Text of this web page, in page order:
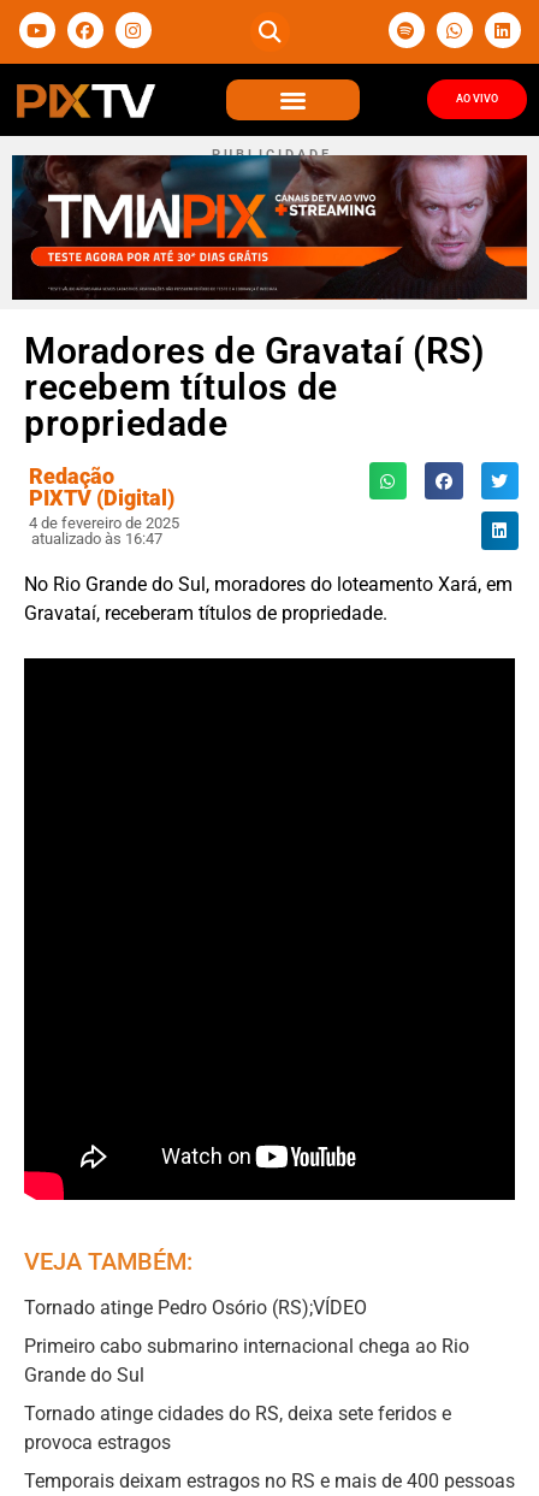
AO VIVO
P U B L I C I D A D E
Moradores de Gravataí (RS)
recebem títulos de
propriedade
Redação
PIXTV (Digital)
4 de fevereiro de 2025
atualizado às 16:47
No Rio Grande do Sul, moradores do loteamento Xará, em
Gravataí, receberam títulos de propriedade.
VEJA TAMBÉM:
Tornado atinge Pedro Osório (RS);VÍDEO
Primeiro cabo submarino internacional chega ao Rio
Grande do Sul
Tornado atinge cidades do RS, deixa sete feridos e
provoca estragos
Temporais deixam estragos no RS e mais de 400 pessoas